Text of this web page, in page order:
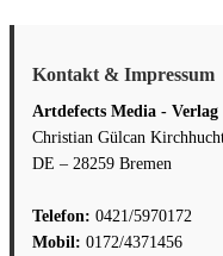
Kontakt & Impressum
Artdefects Media - Verlag
Christian Gülcan
DE – 28259 Bremen
Telefon: 0421/5970172
Mobil: 0172/4371456